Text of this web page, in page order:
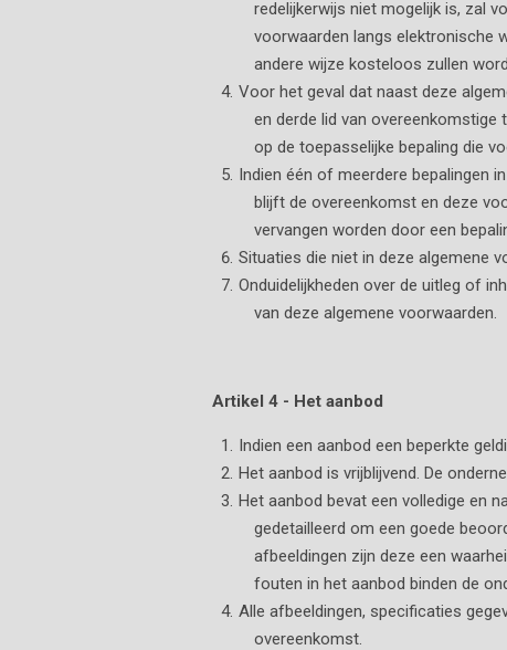
redelijkerwijs niet mogelijk is, zal
voorwaarden langs elektronische
andere wijze kosteloos zullen
Voor het geval dat naast deze
en derde lid van
op de toepasselijke bepaling die
Indien één of meerdere bepalingen
blijft de overeenkomst en deze
vervangen worden door een
Situaties die niet in deze algemene
Onduidelijkheden over de uitleg of
van deze algemene voorwaarden.
Artikel 4 - Het aanbod
Indien een aanbod een beperkte
Het aanbod is vrijblijvend. De
Het aanbod bevat een volledige en
gedetailleerd om een goede
afbeeldingen zijn deze een
fouten in het aanbod binden de
Alle afbeeldingen, specificaties
overeenkomst.